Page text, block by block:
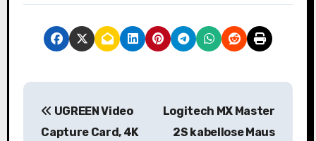
B
UGREEN Video
Capture Card, 4K
Logitech MX Master
2S kabellose Maus